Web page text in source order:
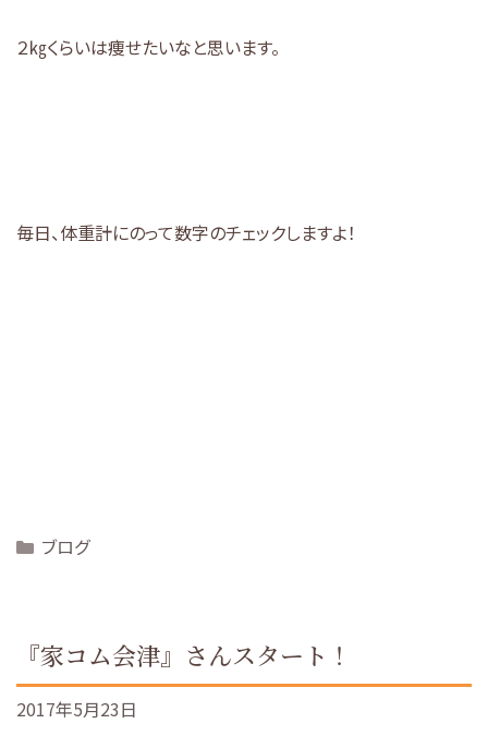
２㎏くらいは痩せたいなと思います。
毎日、体重計にのって数字のチェックしますよ！
Categories
ブログ
『家コム会津』さんスタート！
2017年5月23日